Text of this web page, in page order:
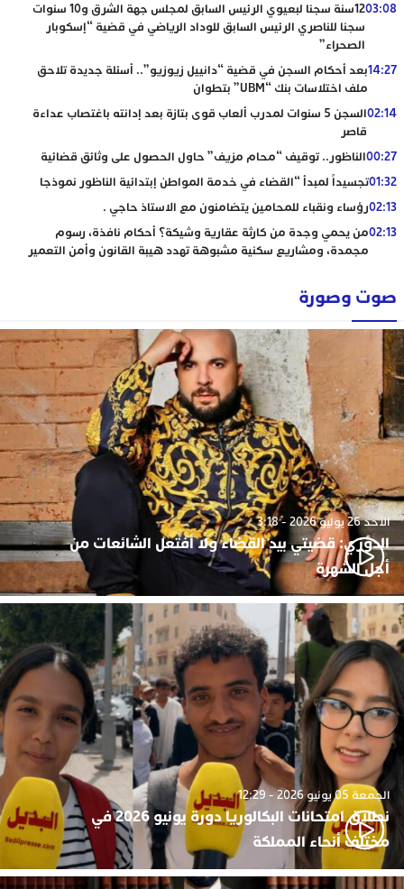
03:08
12سنة سجنا لبعيوي الرئيس السابق لمجلس جهة الشرق و10 سنوات
سجنا للناصري الرئيس السابق للوداد الرياضي في قضية “إسكوبار
الصحراء”
14:27بعد أحكام السجن في قضية “دانييل زيوزيو”.. أسئلة جديدة تلاحق
ملف اختلاسات بنك “UBM” بتطوان
02:14
السجن 5 سنوات لمدرب ألعاب قوى بتازة بعد إدانته باغتصاب عداءة
قاصر
00:27الناظور.. توقيف “محام مزيف” حاول الحصول على وثائق قضائية
01:32تجسيداً لمبدأ “القضاء في خدمة المواطن إبتدائية الناظور نموذجا
02:13رؤساء ونقباء للمحامين يتضامنون مع الاستاذ حاجي .
02:13من يحمي وجدة من كارثة عقارية وشيكة؟ أحكام نافذة، رسوم
مجمدة، ومشاريع سكنية مشبوهة تهدد هيبة القانون وأمن التعمير
صوت وصورة
الأحد 26 يوليو 2026 - 3:18
الدوزي: قضيتي بيد القضاء ولا أفتعل الشائعات من
أجل الشهرة
الجمعة 05 يونيو 2026 - 12:29
نطلاق امتحانات البكالوريا دورة يونيو 2026 في
مختلف أنحاء المملكة